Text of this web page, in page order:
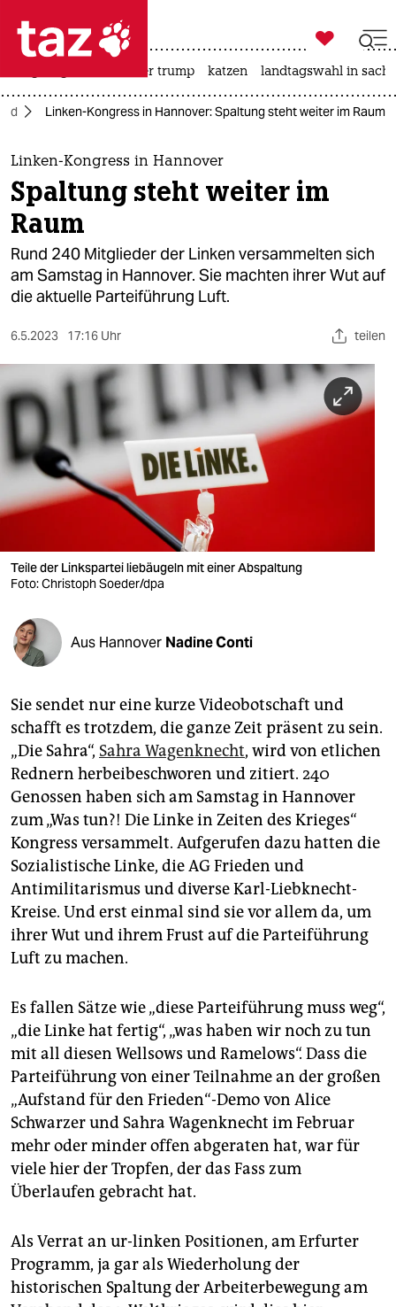
 taz zahl ich
taz zahl ich
themen
politik
öko
gesellschaft
sport
berlin
nord
wahrheit
verlag
verlag
veranstaltungen
shop
fragen & hilfe
unterstützen
abo
genossenschaft
epaper login

taz zahl ich
usa unter trump katzen landtagswahl in
Linken-Kongress in Hannover: Spaltung steht weiter im Raum
Linken-Kongress in Hannover
Spaltung steht weiter im
Raum
Rund 240 Mitglieder der Linken versammelten sich
am Samstag in Hannover. Sie machten ihrer Wut auf
die aktuelle Parteiführung Luft.
6.5.2023 17:16 Uhr teilen
Teile der Linkspartei liebäugeln mit einer Abspaltung
Foto: Christoph Soeder/dpa
Aus Hannover Nadine Conti
Sie sendet nur eine kurze Videobotschaft und
schafft es trotzdem, die ganze Zeit präsent zu sein.
„Die Sahra“, Sahra Wagenknecht, wird von etlichen
Rednern herbeibeschworen und zitiert. 240
Genossen haben sich am Samstag in Hannover
zum „Was tun?! Die Linke in Zeiten des Krieges“
Kongress versammelt. Aufgerufen dazu hatten die
Sozialistische Linke, die AG Frieden und
Antimilitarismus und diverse Karl-Liebknecht-
Kreise. Und erst einmal sind sie vor allem da, um
ihrer Wut und ihrem Frust auf die Parteiführung
Luft zu machen.
Es fallen Sätze wie „diese Parteiführung muss weg“,
„die Linke hat fertig“, „was haben wir noch zu tun
mit all diesen Wellsows und Ramelows“. Dass die
Parteiführung von einer Teilnahme an der großen
„Aufstand für den Frieden“-Demo von Alice
Schwarzer und Sahra Wagenknecht im Februar
mehr oder minder offen abgeraten hat, war für
viele hier der Tropfen, der das Fass zum
Überlaufen gebracht hat.
Als Verrat an ur-linken Positionen, am Erfurter
Programm, ja gar als Wiederholung der
historischen Spaltung der Arbeiterbewegung am